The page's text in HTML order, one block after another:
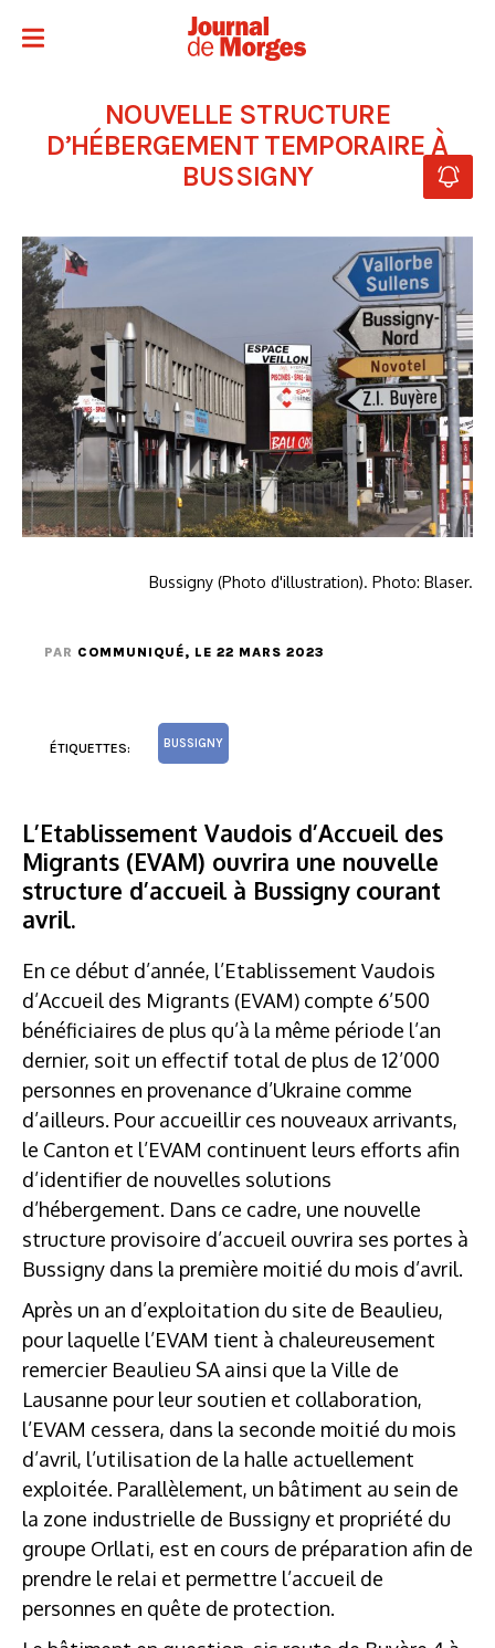
NOUVELLE STRUCTURE
D’HÉBERGEMENT TEMPORAIRE À
BUSSIGNY
Bussigny (Photo d'illustration). Photo: Blaser.
PAR COMMUNIQUÉ, LE 22 MARS 2023
ÉTIQUETTES: BUSSIGNY
L’Etablissement Vaudois d’Accueil des
Migrants (EVAM) ouvrira une nouvelle
structure d’accueil à Bussigny courant
avril.
En ce début d’année, l’Etablissement Vaudois
d’Accueil des Migrants (EVAM) compte 6’500
bénéficiaires de plus qu’à la même période l’an
dernier, soit un effectif total de plus de 12’000
personnes en provenance d’Ukraine comme
d’ailleurs. Pour accueillir ces nouveaux arrivants,
le Canton et l’EVAM continuent leurs efforts afin
d’identifier de nouvelles solutions
d’hébergement. Dans ce cadre, une nouvelle
structure provisoire d’accueil ouvrira ses portes à
Bussigny dans la première moitié du mois d’avril.
Après un an d’exploitation du site de Beaulieu,
pour laquelle l’EVAM tient à chaleureusement
remercier Beaulieu SA ainsi que la Ville de
Lausanne pour leur soutien et collaboration,
l’EVAM cessera, dans la seconde moitié du mois
d’avril, l’utilisation de la halle actuellement
exploitée. Parallèlement, un bâtiment au sein de
la zone industrielle de Bussigny et propriété du
groupe Orllati, est en cours de préparation afin de
prendre le relai et permettre l’accueil de
personnes en quête de protection.